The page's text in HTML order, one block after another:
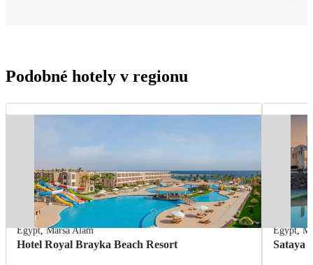
Podobné hotely v regionu
Egypt,Marsa Alam
Hotel Royal Brayka Beach Resort
Egypt,
Sataya